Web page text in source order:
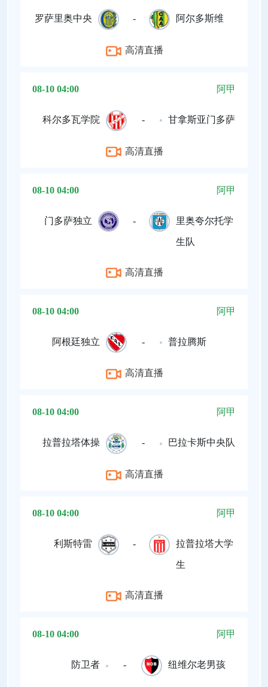
罗萨里奥中央 - 阿尔多斯维
高清直播
08-10 04:00 阿甲
科尔多瓦学院 - 甘拿斯亚门多萨
高清直播
08-10 04:00 阿甲
门多萨独立 - 里奥夸尔托学
生队
高清直播
08-10 04:00 阿甲
阿根廷独立 - 普拉腾斯
高清直播
08-10 04:00 阿甲
拉普拉塔体操 - 巴拉卡斯中央队
高清直播
08-10 04:00 阿甲
利斯特雷 - 拉普拉塔大学
生
高清直播
08-10 04:00 阿甲
防卫者 - 纽维尔老男孩